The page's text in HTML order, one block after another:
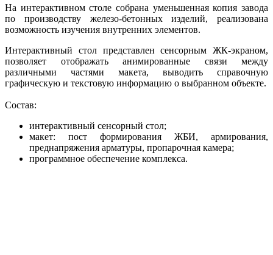
На интерактивном столе собрана уменьшенная копия завода
по производству железо-бетонных изделий, реализована
возможность изучения внутренних элементов.
Интерактивный стол представлен сенсорным ЖК-экраном,
позволяет отображать анимированные связи между
различными частями макета, выводить справочную
графическую и текстовую информацию о выбранном объекте.
Состав:
интерактивный сенсорный стол;
макет: пост формирования ЖБИ, армирования,
преднапряжения арматуры, пропарочная камера;
программное обеспечение комплекса.